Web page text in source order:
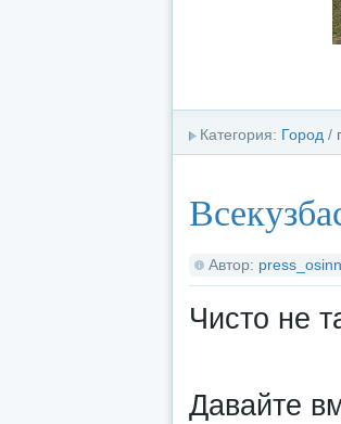
Категория: Город /
Автор:
Чисто не
Давайте